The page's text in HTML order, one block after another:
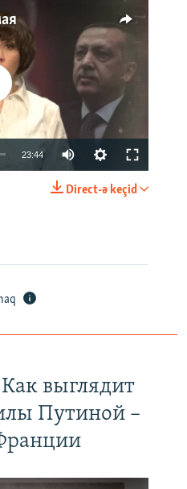
available
23:44
Direct-ə keçid
выглядит
Путиной –